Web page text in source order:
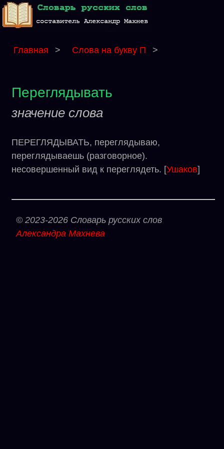
Главная > Слова на букву П >
Переглядывать
значение слова
ПЕРЕГЛЯДЫВАТЬ, переглядываю,
переглядываешь (разговорное).
несовершенный вид к переглядеть. [Ушаков]
© 2023-2026 Словарь русских слов
Александра Махнева